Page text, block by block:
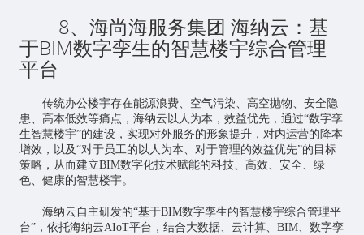
8、海尚海服务集团 海纳云：基
于BIM数字孪生的智慧楼宇综合管理
平台
传统办公楼宇存在能源浪费、空气污染、高空抛物、安全隐
患、高本低效等痛点，海纳云以人为本，效益优先，通过“数字孪
生智慧楼宇”的建设，实现对外服务的形象提升，对内运营的降本
增效，以及“对于员工的以人为本、对于管理的效益优先”的目标
策略，从而建立BIM数字化技术赋能的科技、高效、安全、绿
色、健康的智慧楼宇。
海纳云自主研发的“基于BIM数字孪生的智慧楼宇综合管理平
台”，依托海纳云AIoT平台，结合大数据、云计算、BIM、数字孪